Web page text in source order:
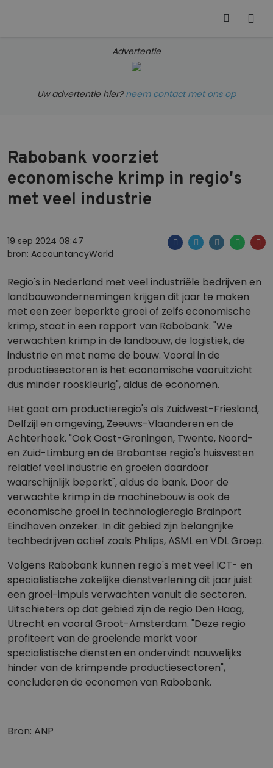
Advertentie
Uw advertentie hier?neem contact met ons op
Rabobank voorziet
economische krimp in regio's
met veel industrie
19 sep 2024 08:47
bron: AccountancyWorld
Regio's in Nederland met veel industriële bedrijven en
landbouwondernemingen krijgen dit jaar te maken
met een zeer beperkte groei of zelfs economische
krimp, staat in een rapport van Rabobank. "We
verwachten krimp in de landbouw, de logistiek, de
industrie en met name de bouw. Vooral in de
productiesectoren is het economische vooruitzicht
dus minder rooskleurig", aldus de economen.
Het gaat om productieregio's als Zuidwest-Friesland,
Delfzijl en omgeving, Zeeuws-Vlaanderen en de
Achterhoek. "Ook Oost-Groningen, Twente, Noord-
en Zuid-Limburg en de Brabantse regio's huisvesten
relatief veel industrie en groeien daardoor
waarschijnlijk beperkt", aldus de bank. Door de
verwachte krimp in de machinebouw is ook de
economische groei in technologieregio Brainport
Eindhoven onzeker. In dit gebied zijn belangrijke
techbedrijven actief zoals Philips, ASML en VDL Groep.
Volgens Rabobank kunnen regio's met veel ICT- en
specialistische zakelijke dienstverlening dit jaar juist
een groei-impuls verwachten vanuit die sectoren.
Uitschieters op dat gebied zijn de regio Den Haag,
Utrecht en vooral Groot-Amsterdam. "Deze regio
profiteert van de groeiende markt voor
specialistische diensten en ondervindt nauwelijks
hinder van de krimpende productiesectoren",
concluderen de economen van Rabobank.
Bron: ANP